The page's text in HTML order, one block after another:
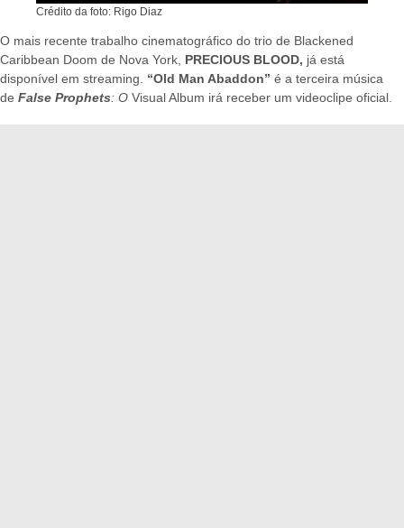
Crédito da foto: Rigo Diaz
O mais recente trabalho cinematográfico do trio de Blackened
Caribbean Doom de Nova York, PRECIOUS BLOOD, já está
disponível em streaming. “Old Man Abaddon” é a terceira música
de False Prophets: O Visual Album irá receber um videoclipe oficial.